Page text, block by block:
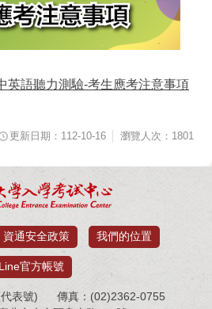
英語聽力測驗-考生應考注意事項
更新日期：112-10-16 瀏覽人次：1801
資通安全政策 我們的位置
Line官方帳號
表號)
傳真：(02)2362-0755